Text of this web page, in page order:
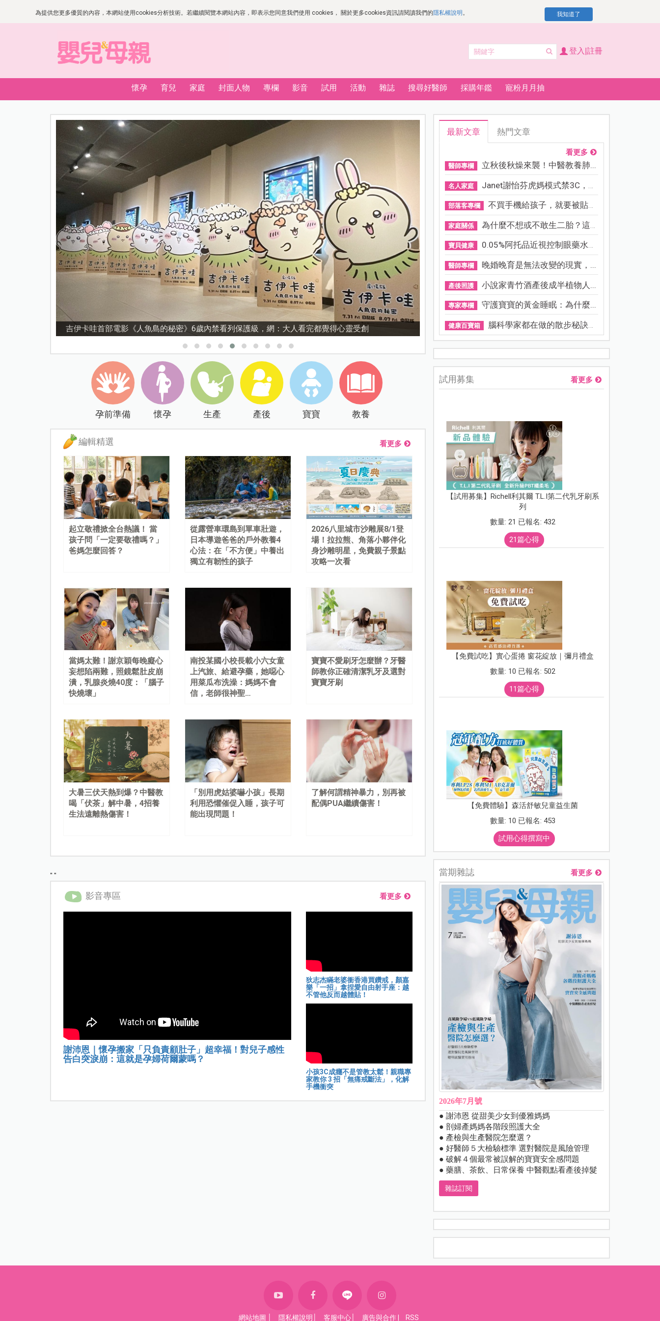
為提供您更多優質的內容，本網站使用cookies分析技術。若繼續閱覽本網站內容，即表示您同意我們使用 cookies， 關於更多cookies資訊請閱讀我們的隱私權說明 。 我知道了
登入|註冊
懷孕 育兒 家庭 封面人物 專欄 影音 試用 活動 雜誌 搜尋好醫師 採購年鑑 寵粉月月抽
吉伊卡哇首部電影《人魚島的秘密》6歲內禁看列保護級，網：大人看完都覺得心靈受創 資優教育15問！師鐸獎名師陳宥妤：資優教育的核心，不是成
孕前準備 懷孕 生產 產後 寶寶 教養
編輯精選 看更多
起立敬禮掀全台熱議！ 當
孩子問「一定要敬禮嗎？」
爸媽怎麼回答？
從露營車環島到單車壯遊，
日本導遊爸爸的戶外教養4
心法：在「不方便」中養出
獨立有韌性的孩子
2026八里城市沙雕展8/1登
場！拉拉熊、角落小夥伴化
身沙雕明星，免費親子景點
攻略一次看
當媽太難！謝京穎每晚癡心
妄想陷兩難，照鏡鬆肚皮崩
潰，乳腺炎燒40度：「腦子
快燒壞」
南投某國小校長載小六女童
上汽旅、給避孕藥，她噁心
用菜瓜布洗澡：媽媽不會
信，老師很神聖…
寶寶不愛刷牙怎麼辦？牙醫
師教你正確清潔乳牙及選對
寶寶牙刷
大暑三伏天熱到爆？中醫教
喝「伏茶」解中暑，4招養
生法遠離熱傷害！
「別用虎姑婆嚇小孩」長期
利用恐懼催促入睡，孩子可
能出現問題！
了解何謂精神暴力，別再被
配偶PUA繼續傷害！
" "
影音專區 看更多
謝沛恩｜懷孕搬家「只負責顧肚子」超幸福！對兒子感性
告白突淚崩：這就是孕婦荷爾蒙嗎？
狄志杰瞞老婆衝香港買鑽戒，顏嘉
樂「一招」拿捏愛自由射手座：越
不管他反而越體貼！
小孩3C成癮不是管教太鬆！親職專
家教你 3 招「無痛戒斷法」，化解
手機衝突
最新文章 熱門文章
看更多
醫師專欄 立秋後秋燥來襲！中醫教養肺...
名人家庭 Janet謝怡芬虎媽模式禁3C，看...
部落客專欄 不買手機給孩子，就要被貼「...
家庭關係 為什麼不想或不敢生二胎？這8...
寶貝健康 0.05%阿托品近視控制眼藥水納...
醫師專欄 晚婚晚育是無法改變的現實，...
產後照護 小說家青竹酒產後成半植物人...
專家專欄 守護寶寶的黃金睡眠：為什麼...
健康百寶箱 腦科學家都在做的散步秘訣！...
試用募集 看更多
【試用募集】Richell利其爾 T.L.I第二代乳牙刷系
列
數量: 21 已報名: 432
21篇心得
【免費試吃】實心蛋捲 窗花綻放｜彌月禮盒
數量: 10 已報名: 502
11篇心得
【免費體驗】森活舒敏兒童益生菌
數量: 10 已報名: 453
試用心得撰寫中
當期雜誌 看更多
2026年7月號
● 謝沛恩 從甜美少女到優雅媽媽
● 剖婦產媽媽各階段照護大全
● 產檢與生產醫院怎麼選？
● 好醫師５大檢驗標準 選對醫院是風險管理
● 破解４個最常被誤解的寶寶安全感問題
● 藥膳、茶飲、日常保養 中醫觀點看產後掉髮
雜誌訂閱
網站地圖 隱私權說明 客服中心 廣告與合作 RSS